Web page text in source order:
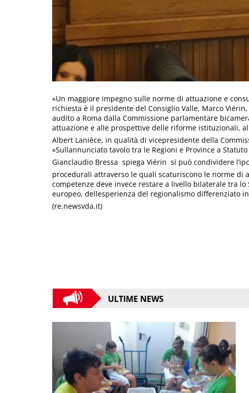
«Un maggiore impegno sulle norme di attuazione e
richiesta è il presidente del Consiglio Valle, Marco
audito a Roma dalla Commissione parlamentare
attuazione e alle prospettive delle riforme istituzionali,
Albert Lanièce, in qualità di vicepresidente della
«Sullannunciato tavolo tra le Regioni e Province a
Gianclaudio Bressa  spiega Viérin  si può condividere
procedurali attraverso le quali scaturiscono le norme di
competenze deve invece restare a livello bilaterale tra
europeo, dellesperienza del regionalismo differenziato
(re.newsvda.it)
ULTIME NEWS